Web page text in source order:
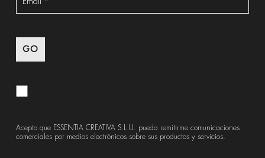
Acepto que ESSENTIA CREATIVA S.L.U. pueda remitirme comunicaciones
comerciales por medios electrónicos sobre sus productos y servicios.